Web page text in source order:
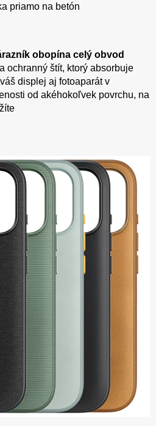
priamo na betón
obopína celý obvod
ochranný štít, ktorý absorbuje
displej aj fotoaparát v
od akéhokoľvek povrchu, na